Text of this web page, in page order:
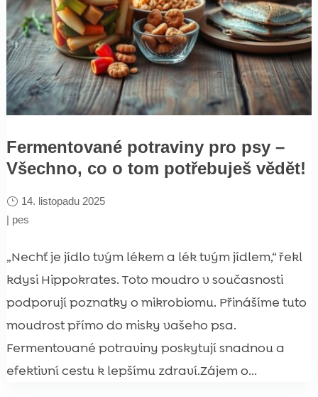
Fermentované potraviny pro psy –
Všechno, co o tom potřebuješ vědět!
14. listopadu 2025
| pes
„Nechť je jídlo tvým lékem a lék tvým jídlem,“ řekl
kdysi Hippokrates. Toto moudro v současnosti
podporují poznatky o mikrobiomu. Přinášíme tuto
moudrost přímo do misky vašeho psa.
Fermentované potraviny poskytují snadnou a
efektivní cestu k lepšímu zdraví.Zájem o...